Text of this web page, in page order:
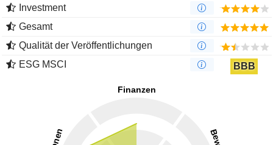
Investment
Gesamt
Qualität der Veröffentlichungen
ESG MSCI
BBB